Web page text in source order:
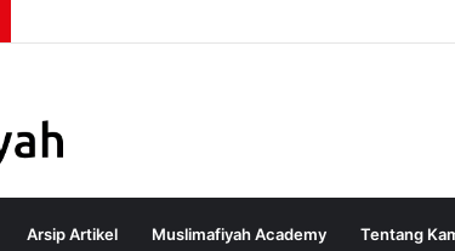
Arsip Artikel Muslimafiyah Academy Tentang